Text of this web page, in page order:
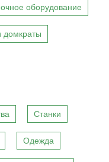
оборудование
домкраты
Станки
Одежда